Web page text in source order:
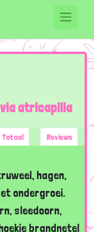
atricapilla
Totaal Reviews
hagen,
ondergroei.
sleedoorn,
brandnetel